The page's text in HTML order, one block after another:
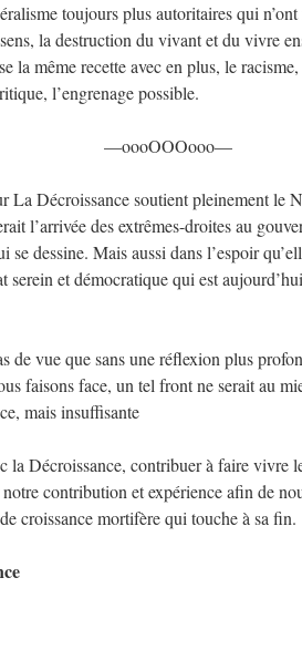
toujours plus autoritaires qui
la destruction du vivant et du vivre
la même recette avec en plus, le
l’engrenage possible.
—oooOOOooo—
La Décroissance soutient pleinement le
l’arrivée des extrêmes-droites au
se dessine. Mais aussi dans l’espoir
serein et démocratique qui est
de vue que sans une réflexion plus
faisons face, un tel front ne serait au
mais insuffisante
la Décroissance, contribuer à faire vivre
contribution et expérience afin de
croissance mortifère qui touche à sa fin.